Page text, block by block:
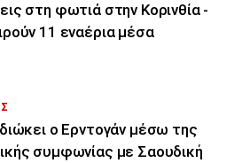
στη φωτιά στην Κορινθία -
11 εναέρια μέσα
ο Ερντογάν μέσω της
συμφωνίας με Σαουδική